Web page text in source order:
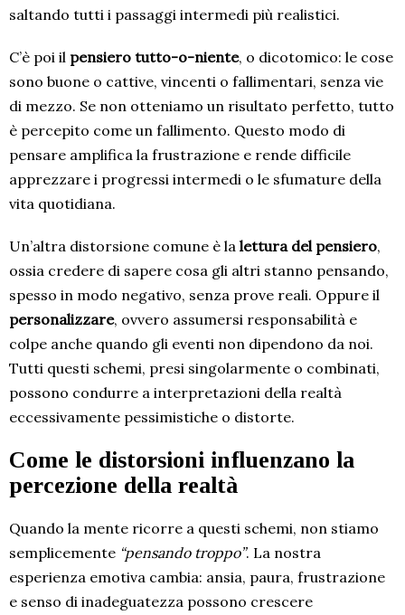
saltando tutti i passaggi intermedi più realistici.
C’è poi il pensiero tutto-o-niente, o dicotomico: le cose
sono buone o cattive, vincenti o fallimentari, senza vie
di mezzo. Se non otteniamo un risultato perfetto, tutto
è percepito come un fallimento. Questo modo di
pensare amplifica la frustrazione e rende difficile
apprezzare i progressi intermedi o le sfumature della
vita quotidiana.
Un’altra distorsione comune è la lettura del pensiero,
ossia credere di sapere cosa gli altri stanno pensando,
spesso in modo negativo, senza prove reali. Oppure il
personalizzare, ovvero assumersi responsabilità e
colpe anche quando gli eventi non dipendono da noi.
Tutti questi schemi, presi singolarmente o combinati,
possono condurre a interpretazioni della realtà
eccessivamente pessimistiche o distorte.
Come le distorsioni influenzano la
percezione della realtà
Quando la mente ricorre a questi schemi, non stiamo
semplicemente “pensando troppo”. La nostra
esperienza emotiva cambia: ansia, paura, frustrazione
e senso di inadeguatezza possono crescere